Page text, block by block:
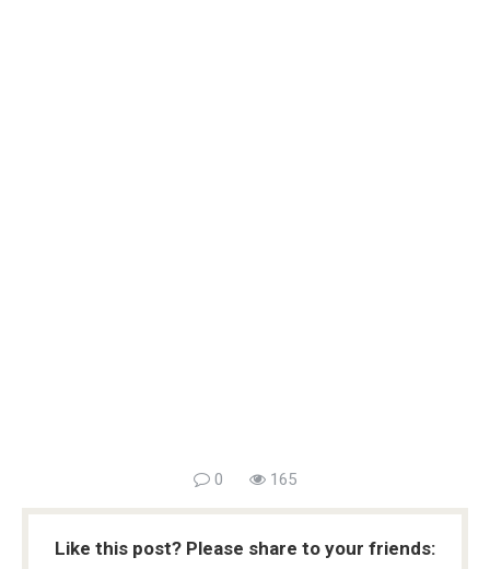
0 165
Like this post? Please share to your friends: